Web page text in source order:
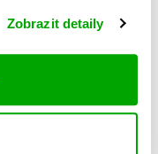
Zobrazit detaily
tištěné verzi, na
můžete těšit